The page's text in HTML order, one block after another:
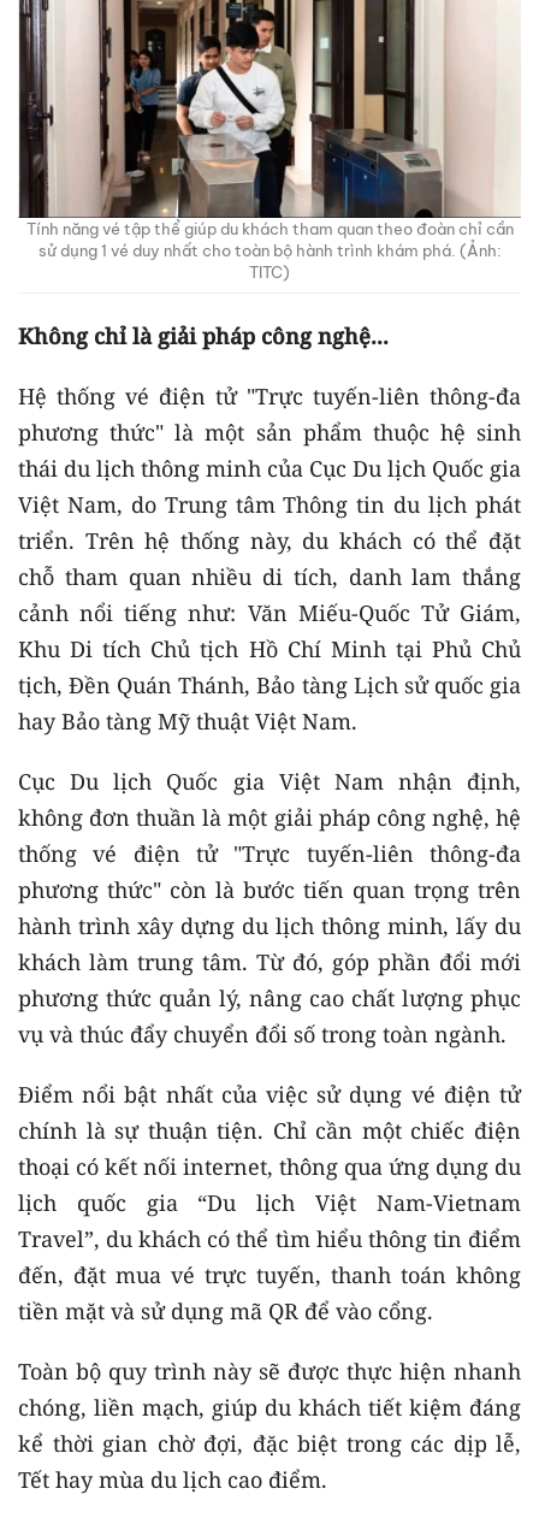
Tính năng vé tập thể giúp du khách tham quan theo đoàn chỉ cần
sử dụng 1 vé duy nhất cho toàn bộ hành trình khám phá. (Ảnh:
TITC)
Không chỉ là giải pháp công nghệ...
Hệ thống vé điện tử "Trực tuyến-liên thông-đa
phương thức" là một sản phẩm thuộc hệ sinh
thái du lịch thông minh của Cục Du lịch Quốc gia
Việt Nam, do Trung tâm Thông tin du lịch phát
triển. Trên hệ thống này, du khách có thể đặt
chỗ tham quan nhiều di tích, danh lam thắng
cảnh nổi tiếng như: Văn Miếu-Quốc Tử Giám,
Khu Di tích Chủ tịch Hồ Chí Minh tại Phủ Chủ
tịch, Đền Quán Thánh, Bảo tàng Lịch sử quốc gia
hay Bảo tàng Mỹ thuật Việt Nam.
Cục Du lịch Quốc gia Việt Nam nhận định,
không đơn thuần là một giải pháp công nghệ, hệ
thống vé điện tử "Trực tuyến-liên thông-đa
phương thức" còn là bước tiến quan trọng trên
hành trình xây dựng du lịch thông minh, lấy du
khách làm trung tâm. Từ đó, góp phần đổi mới
phương thức quản lý, nâng cao chất lượng phục
vụ và thúc đẩy chuyển đổi số trong toàn ngành.
Điểm nổi bật nhất của việc sử dụng vé điện tử
chính là sự thuận tiện. Chỉ cần một chiếc điện
thoại có kết nối internet, thông qua ứng dụng du
lịch quốc gia “Du lịch Việt Nam-Vietnam
Travel”, du khách có thể tìm hiểu thông tin điểm
đến, đặt mua vé trực tuyến, thanh toán không
tiền mặt và sử dụng mã QR để vào cổng.
Toàn bộ quy trình này sẽ được thực hiện nhanh
chóng, liền mạch, giúp du khách tiết kiệm đáng
kể thời gian chờ đợi, đặc biệt trong các dịp lễ,
Tết hay mùa du lịch cao điểm.